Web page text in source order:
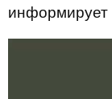
информирует